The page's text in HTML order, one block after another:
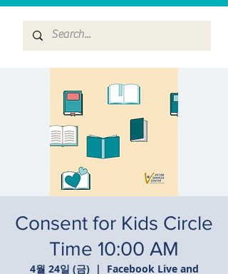
Consent for Kids Circle
Time 10:00 AM
4월 24일 (금)
  |
Facebook Live and